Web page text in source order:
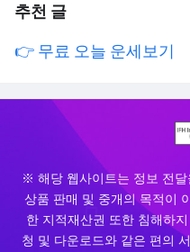
추천 글
👉 무료 오늘 운세보기
※ 해당 웹사이트는 정보 전
상품 판매 및 중개의 목적이
한 지적재산권 또한 침해하
청 및 다운로드와 같은 편의